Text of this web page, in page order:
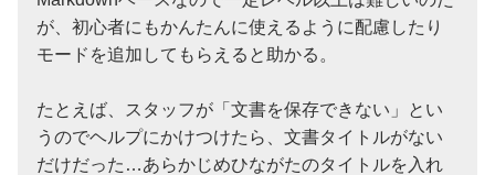
が、初心者にもかんたんに使えるように配慮したり
モードを追加してもらえると助かる。
たとえば、スタッフが「文書を保存できない」とい
うのでヘルプにかけつけたら、文書タイトルがない
だけだった…あらかじめひながたのタイトルを入れ